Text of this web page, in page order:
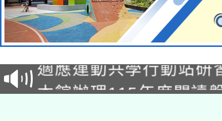
本校115學年度第2次
招甄選結果公告(無人
招)
適應運動共學行動站研
本館辦理115年度閱讀